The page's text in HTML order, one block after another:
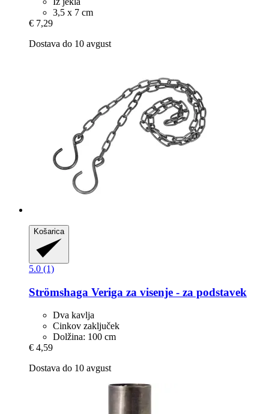
3,5 x 7 cm
€ 7,29
Dostava do 10 avgust
Košarica
5.0 (1)
Strömshaga Veriga za visenje -​ za podstavek
Dva kavlja
Cinkov zaključek
Dolžina: 100 cm
€ 4,59
Dostava do 10 avgust